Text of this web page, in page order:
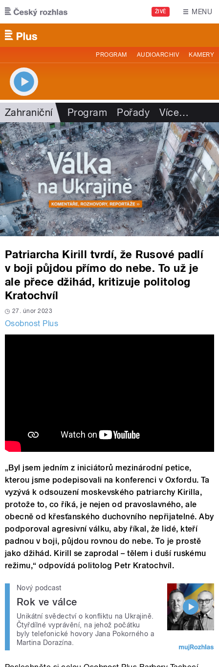
Přejít k hlavnímu obsahu
ŽIVĚ MENU
PROGRAM AUDIOARCHIV KAMERY
Zahraniční Program Pořady Více…
Patriarcha Kirill tvrdí, že Rusové padlí
v boji půjdou přímo do nebe. To už je
ale přece džihád, kritizuje politolog
Kratochvíl
27. únor 2023
Osobnost Plus
„Byl jsem jedním z iniciátorů mezinárodní petice,
kterou jsme podepisovali na konferenci v Oxfordu. Ta
vyzývá k odsouzení moskevského patriarchy Kirilla,
protože to, co říká, je nejen od pravoslavného, ale
obecně od křesťanského duchovního nepřijatelné. Aby
podporoval agresivní válku, aby říkal, že lidé, kteří
padnou v boji, půjdou rovnou do nebe. To je prostě
jako džihád. Kirill se zaprodal – tělem i duší ruskému
režimu,“ odpovídá politolog Petr Kratochvíl.
Nový podcast
Rok ve válce
Unikátní svědectví o konfliktu na Ukrajině.
Čtyřdílné vyprávění, na jehož počátku
byly telefonické hovory Jana Pokorného a
Martina Dorazína.